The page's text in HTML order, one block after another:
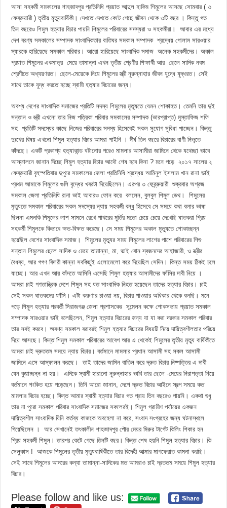
আসা সহকর্মী সমকালের শাহজাদপুর প্রতিনিধি প্রয়াত আব্দুল হাকিম শিমুলের আসছে সোমবার ( ৩
ফেব্রুয়ারী ) তৃতীয় মৃত্যুবার্ষিকী। দেখতে দেখতে কেটে গেছে জীবন থেকে ৩টি বছর । কিন্তু গত
তিন বছরেও শিমুল হত্যার বিচার পায়নি শিমুলের পরিবারের সদস্যরা ও সহকর্মীরা। আবার এর মধ্যে
দেশ বরণ্য সমকালের সম্পাদক সাংবাদিকতার বাতিঘর সমকাল সম্পাদক শ্রদ্ধেয় গোলাম সারওয়ার
স্যারকে হারিয়েছে সমকাল পরিবার। আরো হারিয়েছে সাংবাদিক সমাজ অনেক সহকর্মীদের। অকাল
প্রয়াত শিমুলের একমাত্র মেয়ে তামান্না এখন তৃতীয় শ্রেণীর শিক্ষার্থী আর ছেলে সাদিক নবম
শ্রেণীতে অধ্যয়ণরত। ছেলে-মেয়েকে নিয়ে শিমুলের স্ত্রী নুরুন্নাহার জীবন যুদ্ধে যুদ্ধরত। সেই
সাথে তাকে যুদ্ধ করতে হচ্ছে স্বামী হত্যার বিচারের জন্য।
অবশ্য দেশের সাংবাদিক সমাজের প্রতিটি সদস্য শিমুলের মৃত্যুতে যেমন শোকাহত। তেমনি তার দুই
সন্তান ও স্ত্রী এখনো তার নিজ পত্রিকা পরিবার সমকালের সম্পাদক (ভারপ্রাপ্ত) মুস্তাফিজ শফি
সহ প্রতিটি সদস্যের কাছে নিজের পরিবারের সদস্য হিসেবেই সকল সুযোগ সুবিধা পাচ্ছেন। কিন্তু
দুঃখের বিষয় এখনো শিমুল হত্যার বিচার আমরা পাইনি । দীর্ঘ তিন বছরে বিচারের বাণী নিভৃতে
কাঁদছে। একটি প্রকাশ্য হত্যাকান্ড ঘটানোর পরেও মামলার আসামীরা জামিনে থেকে যথেচ্ছা ভাবে
আস্ফালনে জানান দিচ্ছে শিমুল হত্যার বিচার আদৌ শেষ হবে কিনা ? মনে পড়ে ২০১৭ সালের ২
ফেব্রুয়ারী বৃহস্পতিবার দুপুরে সমকালের জেলা প্রতিনিধি শ্রদ্ধেয় আমিনুল ইসলাম খান রানা ভাই
প্রথম আমাকে শিমুলের গুলি বৃদ্ধের খবরটা দিয়েছিলেন। এরপর ৩ ফেব্র্রুয়ারী শুক্রবার অগ্রজ
সমকাল জেলা প্রতিনিধি রানা ভাই আবারও ফোন করে বললেন, বুলবুল শিমুল ডেথ। শিমুলের
মৃত্যুতে সমকাল পরিবারের সকল সদস্যের ন্যায় সহকর্মী বন্ধু হিসেবে সে সময়ে কথা বলার ভাষা
ছিলনা এমনকি শিমুলের লাশ সামনে রেখে পাথরের মুর্তির মতো চেয়ে চেয়ে দেখেছি ঘাতকরা প্রিয়
সহকর্মী শিমুলকে কিভাবে ক্ষত-বিক্ষত করেছে। সে সময় শিমুলের অকাল মৃত্যুতে শোকাচ্ছন্ন
হয়েছিল দেশের সাংবাদিক সমাজ। শিমুলের মৃত্যুর সময় শিমুলের লাশের পাশে পরিবারের শিশু
সন্তান শিমুলের ছেলে সাদিক ও মেয়ে তামান্না, মা, ভাই বোন স্বজনদের আহাজারী, ও স্ত্রীর
বৈধব্য, আর গগণ বিদারী কান্না সবকিছুই এলোমেলো করে দিয়েছিল সেদিন। কিন্ত সময় ঠিকই চলে
যাচ্ছে। আর এখন আর কাঁদতে আসিনি এসেছি শিমুল হত্যার আসামীদের ফাঁসির দাবী নিয়ে ।
আমরা চাই গণতান্ত্রিক দেশে শিমুল সহ যত সাংবাদিক নিহত হয়েছেন তাদের হত্যার বিচার। চাই
সেই সকল ঘাতকদের ফাঁসি। এটা করুণার চাওয়া নয়, বিচার পাওয়ার অধিকার থেকে বলছি। মনে
পড়ে শিমুল হত্যার পরবর্তী সিরাজগঞ্জ জেলা প্রশাসকের সন্মেলন কক্ষে শোকসভায় প্রয়াত সমকাল
সম্পাদক সারওয়ার ভাই বলেছিলেন, শিমুল হত্যার বিচারের জন্য যা যা করা দরকার সমকাল পরিবার
তার সবই করবে। অবশ্য সমকাল বরাবরই শিমুল হত্যার বিচারের বিষয়টি নিয়ে দায়িত্বশীলতার পরিচয়
দিয়ে আসছে। কিন্ত শিমুল সমকাল পরিবারের আবেগ আর এ থেকেই শিমুলের তৃতীয় মৃত্যু বার্ষিকীতে
আমরা চাই দ্রুততম সময়ে ন্যায় বিচার। বর্তমানে মামলার প্রধান আসামী সহ সকল আসামী
জামিনে এসে আস্ফালন করছে। তাই তাদের জামিন বাতিল করে দ্রুত বিচার নিষ্পত্তির এ দাবী
যেন কুয়াচ্ছন্ন না হয়। এদিকে স্বামী হারানো নুরুন্নাহার ভাবি তার ছেলে -মেয়ের নিরাপত্তা নিয়ে
বর্তমানে শংকিত হয়ে পড়েছেন। তিনি আরো জানান, দেশে দ্রুত বিচার আইনে স্বল্প সময়ে কত
মামলার বিচার হচ্ছে। কিন্ত আমার স্বামী হত্যার বিচার গত প্রায় তিন বছরেও পায়নি। একথা শুধু
তার না পুরো সমকাল পরিবার সাংবাদিক সমাজের সকলেরই। শিমুল গ্রামীণ পর্যায়ের একজন
দায়িত্বশীল সাংবাদিক যিনি কর্তব্য কাজকে অবহেলা না করে, সংবাদ সংগ্রহের জন্য ঘটনাস্থলে
গিয়েছিলেন । আর সেখানেই তৎকালীন শাহজাদপুর পৌর মেয়র মিরুর টার্গেট কিলিং শিকার হন
প্রিয় সহকর্মী শিমুল। তারপর কেটে গেছে তিনটি বছর। কিন্ত শেষ হয়নি শিমুল হত্যার বিচার। কি
সেলুকাস ! আজকে শিমুলের তৃতীয় মৃত্যুবার্ষিকীতে তার বিদেহী আত্মার মাগফেরাত কামনা করছি।
সেই সাথে শিমুলের আদরের কন্যা তামান্না-সাদিকের মত আমরাও চাই দ্রততম সময়ে শিমুল হত্যার
বিচার।
Please follow and like us: